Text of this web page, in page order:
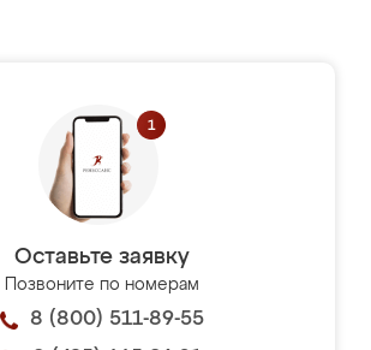
Оставьте заявку
Позвоните по номерам
8 (800) 511-89-55